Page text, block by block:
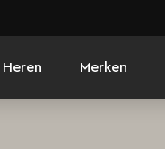
Heren Merken